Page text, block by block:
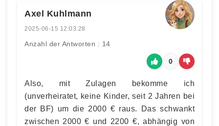
Axel Kuhlmann
2025-06-15 12:03:28
Anzahl der Antworten : 14
0
Also, mit Zulagen bekomme ich
(unverheiratet, keine Kinder, seit 2 Jahren bei
der BF) um die 2000 € raus. Das schwankt
zwischen 2000 € und 2200 €, abhängig von